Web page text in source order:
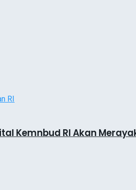
Kemnbud RI Akan